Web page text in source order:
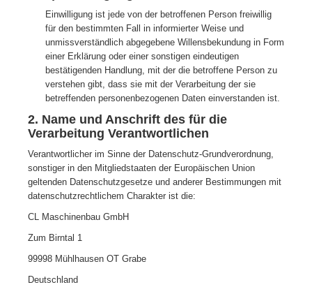
Einwilligung ist jede von der betroffenen Person freiwillig
für den bestimmten Fall in informierter Weise und
unmissverständlich abgegebene Willensbekundung in Form
einer Erklärung oder einer sonstigen eindeutigen
bestätigenden Handlung, mit der die betroffene Person zu
verstehen gibt, dass sie mit der Verarbeitung der sie
betreffenden personenbezogenen Daten einverstanden ist.
2. Name und Anschrift des für die
Verarbeitung Verantwortlichen
Verantwortlicher im Sinne der Datenschutz-Grundverordnung,
sonstiger in den Mitgliedstaaten der Europäischen Union
geltenden Datenschutzgesetze und anderer Bestimmungen mit
datenschutzrechtlichem Charakter ist die:
CL Maschinenbau GmbH
Zum Birntal 1
99998 Mühlhausen OT Grabe
Deutschland